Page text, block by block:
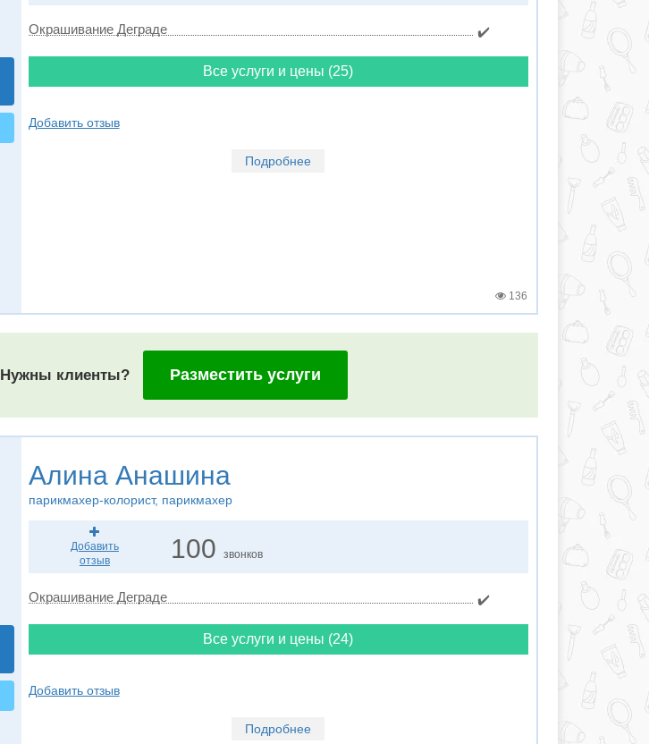
Окрашивание Деграде ✔️
Все услуги и цены (25)
Добавить отзыв
Подробнее
136
Нужны клиенты? Разместить услуги
Алина Анашина
парикмахер-колорист, парикмахер
Добавить
отзыв
100звонков
Окрашивание Деграде ✔️
Все услуги и цены (24)
Добавить отзыв
Подробнее